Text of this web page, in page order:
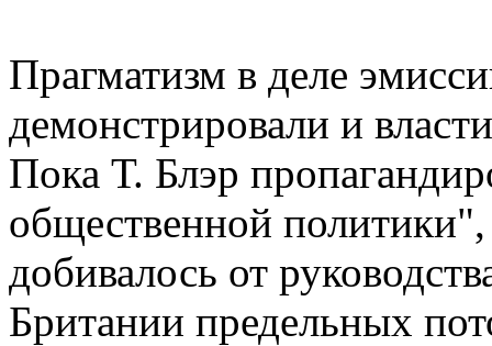
Прагматизм в деле
демонстрировали и
Пока Т. Блэр
общественной политики",
добивалось от
Британии предельных